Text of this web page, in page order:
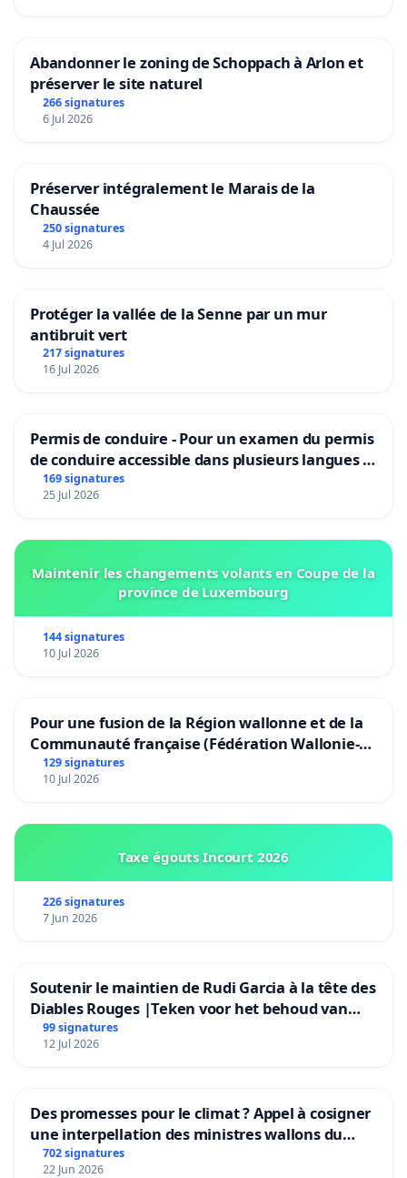
Abandonner le zoning de Schoppach à Arlon et
préserver le site naturel
266 signatures
6 Jul 2026
Préserver intégralement le Marais de la
Chaussée
250 signatures
4 Jul 2026
Protéger la vallée de la Senne par un mur
antibruit vert
217 signatures
16 Jul 2026
Permis de conduire - Pour un examen du permis
de conduire accessible dans plusieurs langues à
Bruxelles
169 signatures
25 Jul 2026
Maintenir les changements volants en Coupe de la
province de Luxembourg
144 signatures
10 Jul 2026
Pour une fusion de la Région wallonne et de la
Communauté française (Fédération Wallonie-
Bruxelles)
129 signatures
10 Jul 2026
Taxe égouts Incourt 2026
226 signatures
7 Jun 2026
Soutenir le maintien de Rudi Garcia à la tête des
Diables Rouges |Teken voor het behoud van
Rudi Garcia als bondscoach
99 signatures
12 Jul 2026
Des promesses pour le climat ? Appel à cosigner
une interpellation des ministres wallons du
climat et de l’environnement.
702 signatures
22 Jun 2026